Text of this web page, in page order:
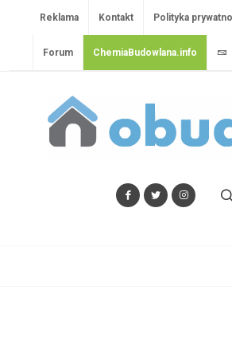
Reklama Kontakt Polityka
Forum ChemiaBudowlana.info